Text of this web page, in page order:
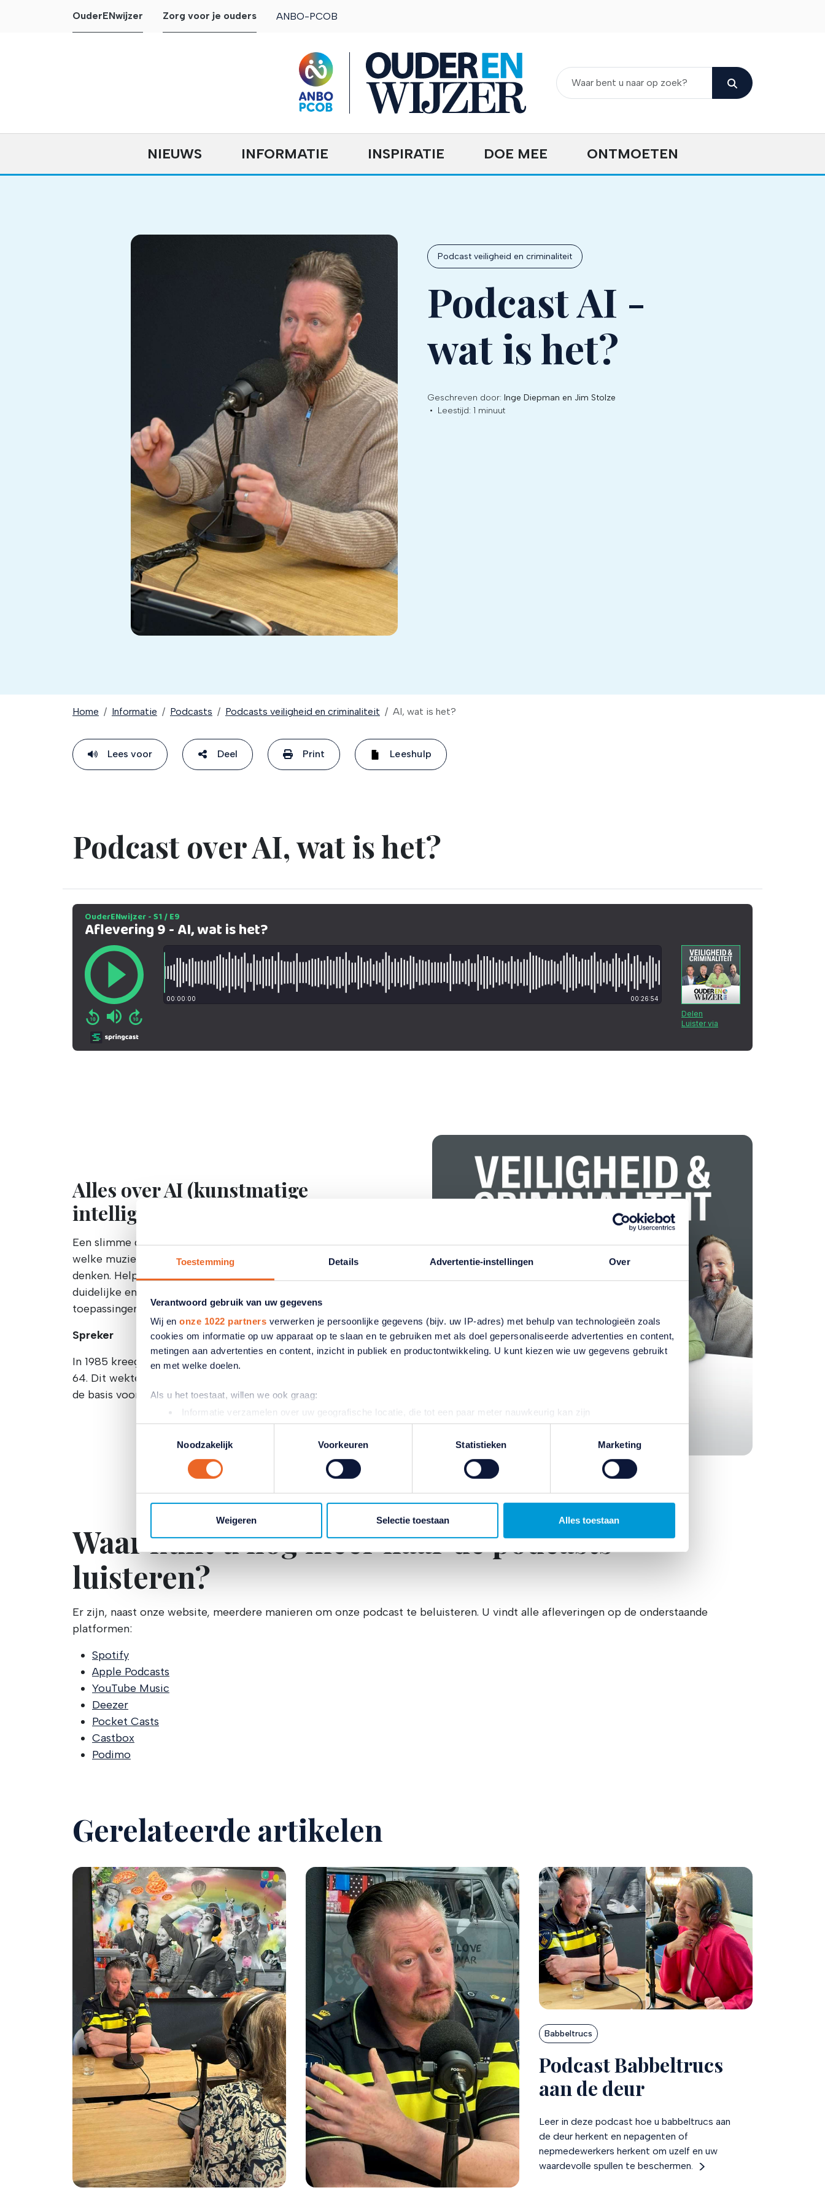
Toestemming Details Advertentie-instellingen Over
Verantwoord gebruik van uw gegevens
Wij en onze 1022 partners verwerken je persoonlijke gegevens (bijv. uw IP-adres) met behulp van technologieën zoals
cookies om informatie op uw apparaat op te slaan en te gebruiken met als doel gepersonaliseerde advertenties en content,
metingen aan advertenties en content, inzicht in publiek en productontwikkeling. U kunt kiezen wie uw gegevens gebruikt
en met welke doelen.
Als u het toestaat, willen we ook graag:
Informatie verzamelen over uw geografische locatie, die tot een paar meter nauwkeurig kan zijn
Uw apparaat identificeren door het actief te scannen op specifieke eigenschappen (fingerprinting)
Lees meer over hoe uw persoonlijke gegevens worden verwerkt en stel uw voorkeuren in het
detailgedeeltein. U kunt uw
toestemming op elk moment wijzigen of intrekken in de Cookieverklaring.
inhoud en advertenties aan te bieden.
Met deze cookies verzamelen wij en onze
110 partnersinformatie over u en volgen we uw internetgedrag binnen, en
gerichte advertenties laten zien op basis van uw recente internetgedrag. Ook delen we mogelijk informatie over uw gebruik
van onze site met onze partners voor social media, adverteren en analyse. Deze partners kunnen deze gegevens
combineren met andere informatie die u aan ze heeft verstrekt of die ze hebben verzameld op basis van uw gebruik van
hun services. Verandert u later van gedachten? U kunt uw voorkeuren aanpassen of uw toestemming intrekken door te
klikken op het blauwe icoontje linksonder.
Noodzakelijk
Voorkeuren Statistieken Marketing
Weigeren Selectie toestaan Alles toestaan
OuderENwijzer Zorg voor je ouders ANBO-PCOB
OuderENwijzer
NIEUWS INFORMATIE INSPIRATIE DOE MEE ONTMOETEN
Podcast veiligheid en criminaliteit
Podcast AI -
wat is het?
Geschreven door: Inge Diepman en Jim Stolze
• Leestijd: 1 minuut
Home Informatie Podcasts Podcasts veiligheid en criminaliteit AI, wat is het?
Lees voor Deel Print Leeshulp
Podcast over AI, wat is het?
Alles over AI (kunstmatige
intelligentie), wat is het?
Een slimme deurbel die mensen herkent, een app die weet van
welke muziek u houdt: kunstmatige hersenen die voor u
denken. Help! Of: hoera? Jim Stolze is AI-expert. Op een
duidelijke en toegankelijke manier geeft hij uitleg over de
toepassingen van AI, zeker ook met het oog op veiligheid.
Spreker
In 1985 kreeg de 12-jarige Jim Stolze (1973) een Commodore
64. Dit wekte zijn passie voor technologie en programmeren,
de basis voor zijn carrière in AI.
Waar kunt u nog meer naar de podcasts
luisteren?
Er zijn, naast onze website, meerdere manieren om onze podcast te beluisteren. U vindt alle afleveringen op de onderstaande
platformen:
Spotify
Apple Podcasts
YouTube Music
Deezer
Pocket Casts
Castbox
Podimo
Gerelateerde artikelen
Babbeltrucs
Podcast Babbeltrucs
aan de deur
Leer in deze podcast hoe u babbeltrucs aan
de deur herkent en nepagenten of
nepmedewerkers herkent om uzelf en uw
waardevolle spullen te beschermen.